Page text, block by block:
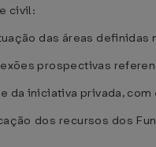
civil:
das áreas definidas
prospectivas
da iniciativa privada,
dos recursos dos